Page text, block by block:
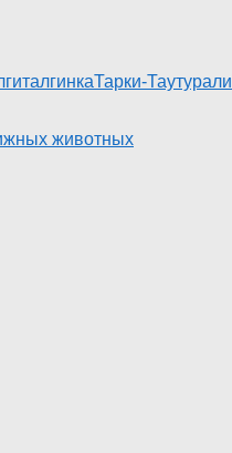
талгинкаТарки-Таутурали
животных